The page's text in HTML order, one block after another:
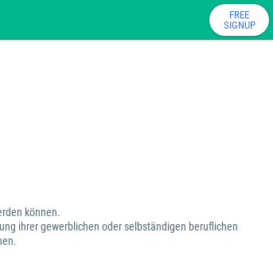
FREE
SIGNUP
können.
ihrer gewerblichen oder selbständigen beruflichen